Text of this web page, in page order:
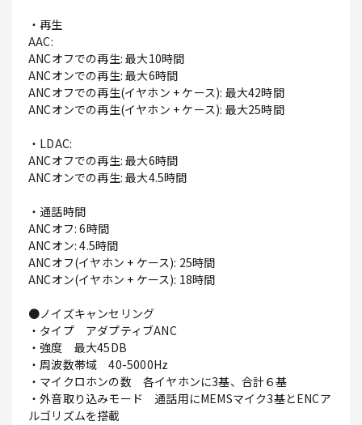
・再生
AAC:
ANCオフでの再生: 最大10時間
ANCオンでの再生: 最大6時間
ANCオフでの再生(イヤホン + ケース): 最大42時間
ANCオンでの再生(イヤホン + ケース): 最大25時間
・LDAC:
ANCオフでの再生: 最大6時間
ANCオンでの再生: 最大4.5時間
・通話時間
ANCオフ: 6時間
ANCオン: 4.5時間
ANCオフ(イヤホン + ケース): 25時間
ANCオン(イヤホン + ケース): 18時間
●ノイズキャンセリング
・タイプ アダプティブANC
・強度 最大45DB
・周波数帯域 40-5000Hz
・マイクロホンの数 各イヤホンに3基、合計６基
・外音取り込みモード 通話用にMEMSマイク3基とENCア
ルゴリズムを搭載